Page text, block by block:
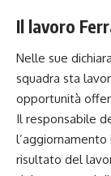
Il lavoro
Nelle sue
squadra sta
opportunità
Il responsabile
risultato del